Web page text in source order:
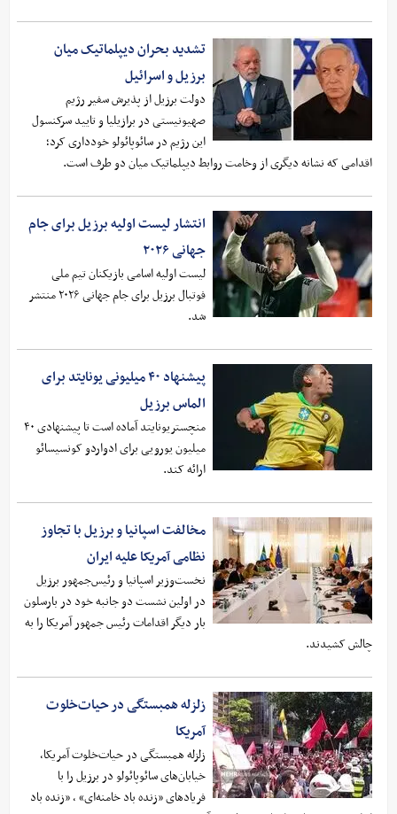
تشدید بحران دیپلماتیک میان
برزیل و اسرائیل
دولت برزیل از پذیرش سفیر رژیم
صهیونیستی در برازیلیا و تایید سرکنسول
این رژیم در سائوپائولو خودداری کرد؛
اقدامی که نشانه دیگری از وخامت روابط دیپلماتیک میان دو طرف است.
انتشار لیست اولیه برزیل برای جام
جهانی ۲۰۲۶
لیست اولیه اسامی بازیکنان تیم ملی
فوتبال برزیل برای جام جهانی ۲۰۲۶ منتشر
شد.
پیشنهاد ۴۰ میلیونی یونایتد برای
الماس برزیل
منچستریونایتد آماده است تا پیشنهادی ۴۰
میلیون یورویی برای ادواردو کونسیسائو
ارائه کند.
مخالفت اسپانیا و برزیل با تجاوز
نظامی آمریکا علیه ایران
نخست‌وزیر اسپانیا و رئیس‌جمهور برزیل
در اولین نشست دو جانبه خود در بارسلون
بار دیگر اقدامات رئیس جمهور آمریکا را به
چالش کشیدند.
زلزله همبستگی در حیات‌خلوت
آمریکا
زلزله همبستگی در حیات‌خلوت آمریکا،
خیابان‌های سائوپائولو در برزیل را با
فریادهای «زنده باد خامنه‌ای» ، «زنده باد